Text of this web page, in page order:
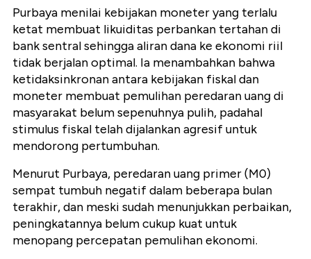
Purbaya menilai kebijakan moneter yang terlalu
ketat membuat likuiditas perbankan tertahan di
bank sentral sehingga aliran dana ke ekonomi riil
tidak berjalan optimal. Ia menambahkan bahwa
ketidaksinkronan antara kebijakan fiskal dan
moneter membuat pemulihan peredaran uang di
masyarakat belum sepenuhnya pulih, padahal
stimulus fiskal telah dijalankan agresif untuk
mendorong pertumbuhan.
Menurut Purbaya, peredaran uang primer (M0)
sempat tumbuh negatif dalam beberapa bulan
terakhir, dan meski sudah menunjukkan perbaikan,
peningkatannya belum cukup kuat untuk
menopang percepatan pemulihan ekonomi.